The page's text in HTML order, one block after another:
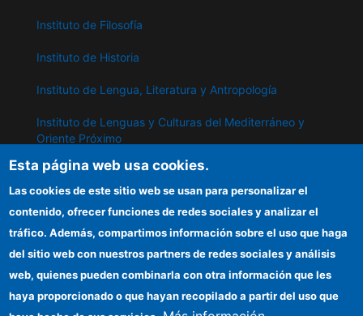
Instituto de Filosofía
Instituto de Historia
Instituto de Lengua, Literatura y Antropología
Instituto de Lenguas y Culturas del Mediterráneo y
Oriente Próximo
Instituto de Políticas y Bienes Públicos
IPP
Sede electrónica CSIC
Información para proveedores
Esta página web usa cookies.
Las cookies de este sitio web se usan para personalizar el
contenido, ofrecer funciones de redes sociales y analizar el
tráfico. Además, compartimos información sobre el uso que haga
del sitio web con nuestros partners de redes sociales y análisis
web, quienes pueden combinarla con otra información que les
haya proporcionado o que hayan recopilado a partir del uso que